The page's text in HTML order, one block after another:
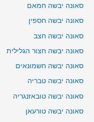
סאונה יבשה חמאם
סאונה יבשה חספין
סאונה יבשה חצב
סאונה יבשה חצור הגלילית
סאונה יבשה חשמונאים
סאונה יבשה טבריה
סאונה יבשה טובאזנגריה
סאונה יבשה טורעאן